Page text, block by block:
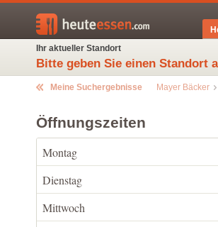
Ihr aktueller Standort
Bitte geben Sie einen Standort
Meine Suchergebnisse Mayer Bäcker
Öffnungszeiten
Montag
Dienstag
Mittwoch